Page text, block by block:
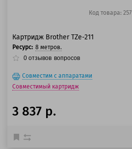
Код товара: 257
Картридж Brother TZe-211
Ресурс: 8 метров.
0 отзывов вопросов
Совместим с аппаратами
Совместимый картридж
3 837 р.